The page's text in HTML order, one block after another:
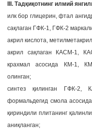
III. Тадқиқотнинг илмий
илк бор глицерин, фтал
сақлаган ГФК-1, ГФК-2
акрил кислота,
акрил сақлаган КАСМ-1,
крахмал асосида КМ-1,
олинган;
синтез қилинган ГФК-2,
формальдегид смола
қириндили плитанинг
аниқланган;